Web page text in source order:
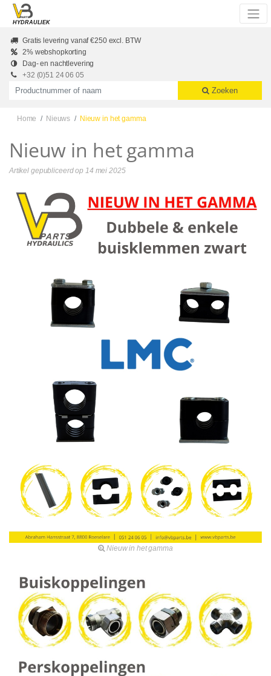
Skip to main content
HYDRAULIEK
Gratis levering vanaf €250 excl. BTW
2% webshopkorting
Dag- en nachtlevering
+32 (0)51 24 06 05
Productnummer of naam
Zoeken
Home Nieuws Nieuw in het gamma
Nieuw in het gamma
Artikel gepubliceerd op 14 mei 2025
Nieuw in het gamma